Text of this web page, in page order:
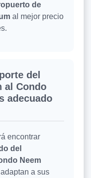
de
al mejor precio
del
al Condo
adecuado
encontrar
del
Neem
a sus